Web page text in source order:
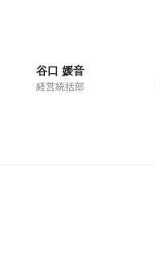
谷口 媛音
経営統括部